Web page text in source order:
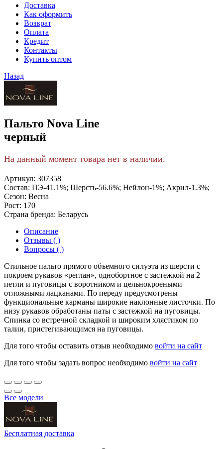
Доставка
Как оформить
Возврат
Оплата
Кредит
Контакты
Купить оптом
Назад
Пальто Nova Line
черный
На данный момент товара нет в наличии.
Артикул: 307358
Состав: ПЭ-41.1%; Шерсть-56.6%; Нейлон-1%; Акрил-1.3%;
Сезон: Весна
Рост: 170
Страна бренда: Беларусь
Описание
Отзывы ( )
Вопросы ( )
Стильное пальто прямого объемного силуэта из шерсти с
покроем рукавов «реглан», однобортное с застежкой на 2
петли и пуговицы с воротником и цельнокроеными
отложными лацканами. По переду предусмотрены
функциональные карманы широкие наклонные листочки. По
низу рукавов обработаны паты с застежкой на пуговицы.
Спинка со встречной складкой и широким хлястиком по
талии, пристегивающимся на пуговицы.
Для того чтобы оставить отзыв необходимо войти на сайт
Для того чтобы задать вопрос необходимо войти на сайт
Все модели
Бесплатная доставка